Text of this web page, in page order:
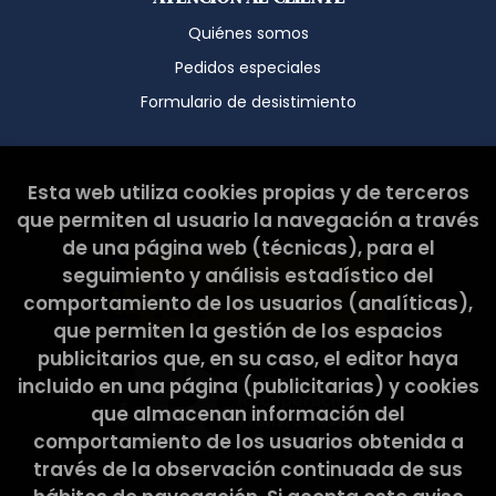
Quiénes somos
Pedidos especiales
Formulario de desistimiento
Esta web ha sido subvencionada por el Ministerio de
Cultura y Deporte.
Esta web utiliza cookies propias y de terceros
que permiten al usuario la navegación a través
de una página web (técnicas), para el
seguimiento y análisis estadístico del
comportamiento de los usuarios (analíticas),
que permiten la gestión de los espacios
publicitarios que, en su caso, el editor haya
incluido en una página (publicitarias) y cookies
que almacenan información del
comportamiento de los usuarios obtenida a
través de la observación continuada de sus